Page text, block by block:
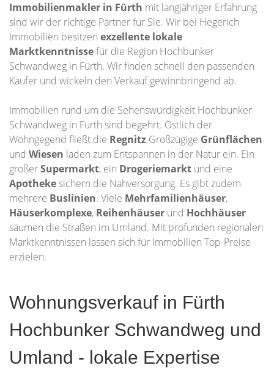
Immobilienmakler in Fürth mit langjähriger Erfahrung
sind wir der richtige Partner für Sie. Wir bei Hegerich
Immobilien besitzen exzellente lokale
Marktkenntnissefür die Region Hochbunker
Schwandweg in Fürth. Wir finden schnell den passenden
Käufer und wickeln den Verkauf gewinnbringend ab.
Immobilien rund um die Sehenswürdigkeit Hochbunker
Schwandweg in Fürth sind begehrt. Östlich der
Wohngegend fließt die Regnitz.Großzügige Grünflächen
und Wiesen laden zum Entspannen in der Natur ein. Ein
großerSupermarkt, ein Drogeriemarkt und eine
Apothekesichern die Nahversorgung. Es gibt zudem
mehrere Buslinien. Viele Mehrfamilienhäuser,
Häuserkomplexe, Reihenhäuser und Hochhäuser
säumen die Straßen im Umland. Mit profunden regionalen
Marktkenntnissen lassen sich für Immobilien Top-Preise
erzielen.
Wohnungsverkauf in Fürth
Hochbunker Schwandweg und
Umland - lokale Expertise